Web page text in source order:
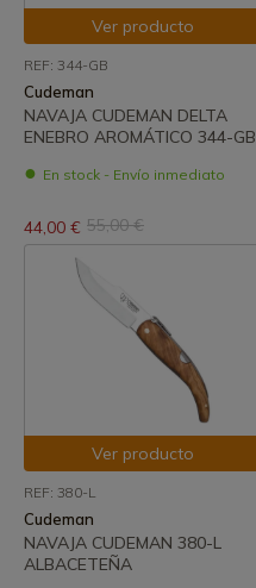
Ver producto
REF: 344-GB
Cudeman
NAVAJA CUDEMAN DELTA
ENEBRO AROMÁTICO 344-GB
En stock - Envío inmediato
44,00 € 55,00 €
Ver producto
REF: 380-L
Cudeman
NAVAJA CUDEMAN 380-L
ALBACETEÑA